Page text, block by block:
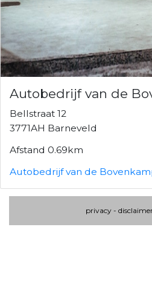
Autobedrijf van de
Bellstraat 12
3771AH Barneveld
Afstand 0.69km
Autobedrijf van de
privacy -